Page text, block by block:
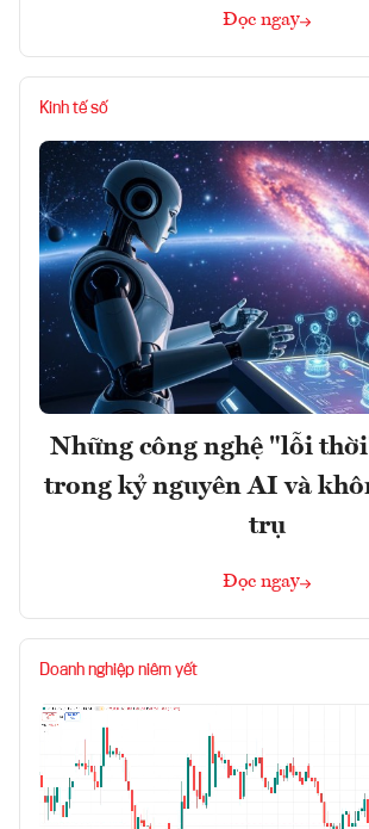
Đọc ngay
Kinh tế số
Những công nghệ "lỗi
trong kỷ nguyên AI và
trụ
Đọc ngay
Doanh nghiệp niêm yết